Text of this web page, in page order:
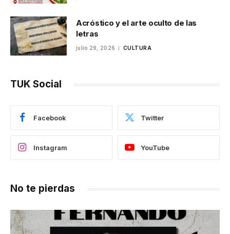
Acróstico y el arte oculto de las
letras
julio 29, 2026 CULTURA
TUK Social
Facebook Twitter
Instagram YouTube
No te pierdas